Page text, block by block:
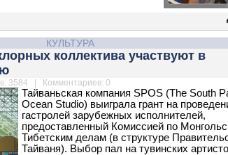
КУЛЬТУРА
коллектива участвуют в
3584 | Комментариев: 0
Тайваньская компания SPOS (The South
Ocean Studio) выиграла грант на
гастролей зарубежных исполнителей,
предоставленный Комиссией по
Тибетским делам (в структуре
Тайваня). Выбор пал на тувинских